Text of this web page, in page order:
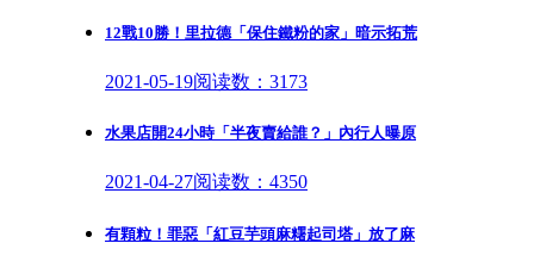
12戰10勝！里拉德「保住鐵粉的家」暗示拓荒
2021-05-19阅读数：3173
水果店開24小時「半夜賣給誰？」內行人曝原
2021-04-27阅读数：4350
有顆粒！罪惡「紅豆芋頭麻糬起司塔」放了麻